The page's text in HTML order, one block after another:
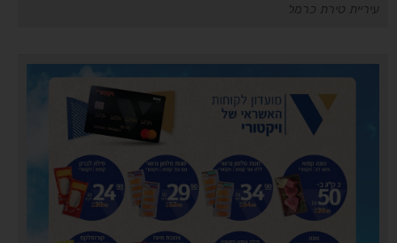
עיריית טירת כרמל